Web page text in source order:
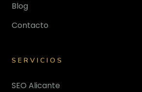
Blog
Contacto
SERVICIOS
SEO Alicante